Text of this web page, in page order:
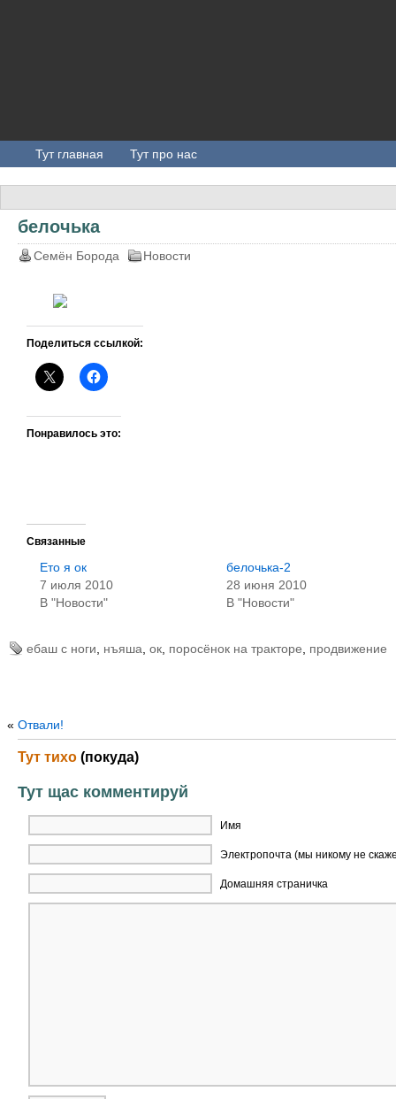
Тут главная Тут про нас
белочька
Семён Борода Новости
Поделиться ссылкой:
Понравилось это:
Связанные
Ето я ок
7 июля 2010
В "Новости"
белочька-2
28 июня 2010
В "Новости"
ебаш с ноги нъяша ок поросёнок на тракторе продвижение
« Отвали!
Тут тихо (покуда)
Тут щас комментируй
Имя
Электропочта (мы никому не
Домашняя страничка